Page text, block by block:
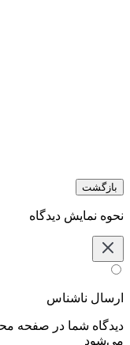
بازگشت
نحوه نمایش دیدگاه‌
ارسال ناشناس
دیدگاه شما در صفحه
می‌شود